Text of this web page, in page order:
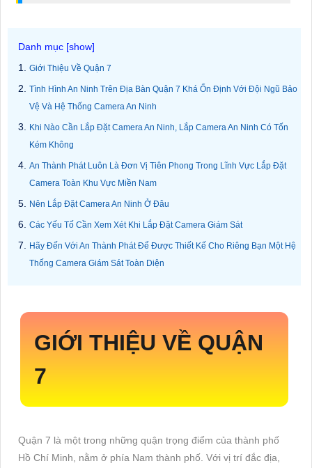
Giới Thiệu Về Quận 7
Tình Hình An Ninh Trên Địa Bàn Quận 7 Khá Ổn Định Với Đội Ngũ Bảo
Vệ Và Hệ Thống Camera An Ninh
Khi Nào Cần Lắp Đặt Camera An Ninh, Lắp Camera An Ninh Có Tốn
Kém Không
An Thành Phát Luôn Là Đơn Vị Tiên Phong Trong Lĩnh Vực Lắp Đặt
Camera Toàn Khu Vực Miền Nam
Nên Lắp Đặt Camera An Ninh Ở Đâu
Các Yếu Tố Cần Xem Xét Khi Lắp Đặt Camera Giám Sát
Hãy Đến Với An Thành Phát Để Được Thiết Kế Cho Riêng Bạn Một Hệ
Thống Camera Giám Sát Toàn Diện
GIỚI THIỆU VỀ QUẬN
7
Quận 7 là một trong những quận trọng điểm của thành phố
Hồ Chí Minh, nằm ở phía Nam thành phố. Với vị trí đắc địa,